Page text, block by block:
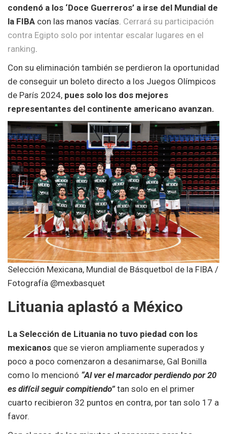
condenó a los ‘Doce Guerreros’ a irse del Mundial de
la FIBA con las manos vacías. Cerrará su participación
contra Egipto solo por intentar escalar lugares en el
ranking.
Con su eliminación también se perdieron la oportunidad
de conseguir un boleto directo a los Juegos Olímpicos
de París 2024, pues solo los dos mejores
representantes del continente americano avanzan.
Selección Mexicana, Mundial de Básquetbol de la FIBA /
Fotografía @mexbasquet
Lituania aplastó a México
La Selección de Lituania no tuvo piedad con los
mexicanos que se vieron ampliamente superados y
poco a poco comenzaron a desanimarse, Gal Bonilla
como lo mencionó “Al ver el marcador perdiendo por 20
es difícil seguir compitiendo”tan solo en el primer
cuarto recibieron 32 puntos en contra, por tan solo 17 a
favor.